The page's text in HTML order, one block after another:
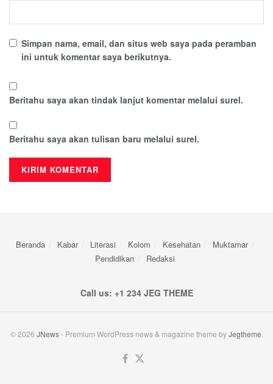
Simpan nama, email, dan situs web saya pada peramban
ini untuk komentar saya berikutnya.
Beritahu saya akan tindak lanjut komentar melalui surel.
Beritahu saya akan tulisan baru melalui surel.
Beranda Kabar Literasi Kolom Kesehatan
Muktamar
Pendidikan
Redaksi
Call us: +1 234 JEG THEME
© 2026 JNews- Premium WordPress news & magazine theme byJegtheme